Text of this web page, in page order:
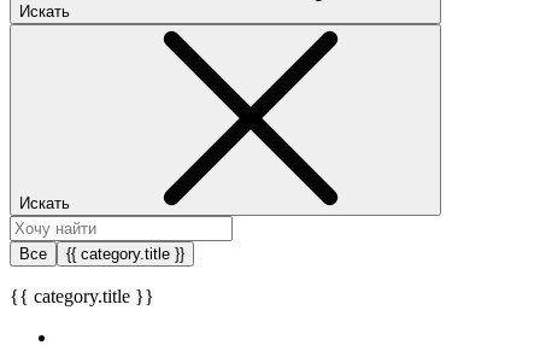
Искать
Искать
Все {{ category.title }}
{{ category.title }}